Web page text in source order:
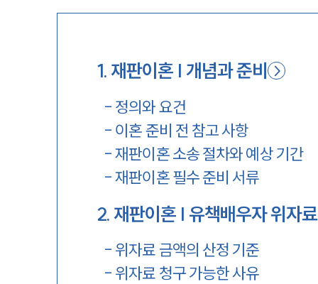
1.재판이혼 | 개념과 준비
- 정의와 요건
- 이혼 준비 전 참고 사항
-재판이혼 소송 절차와 예상 기간
-재판이혼 필수 준비 서류
2.재판이혼 | 유책배우자 위자
- 위자료 금액의 산정 기준
- 위자료 청구 가능한 사유